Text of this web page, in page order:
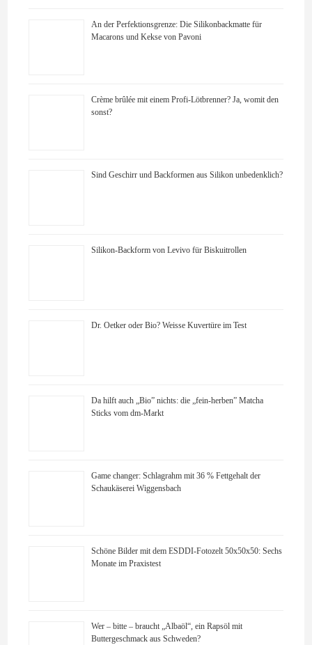
An der Perfektionsgrenze: Die Silikonbackmatte für
Macarons und Kekse von Pavoni
Crème brûlée mit einem Profi-Lötbrenner? Ja, womit den
sonst?
Sind Geschirr und Backformen aus Silikon unbedenklich?
Silikon-Backform von Levivo für Biskuitrollen
Dr. Oetker oder Bio? Weisse Kuvertüre im Test
Da hilft auch „Bio” nichts: die „fein-herben” Matcha
Sticks vom dm-Markt
Game changer: Schlagrahm mit 36 % Fettgehalt der
Schaukäserei Wiggensbach
Schöne Bilder mit dem ESDDI-Fotozelt 50x50x50: Sechs
Monate im Praxistest
Wer – bitte – braucht „Albaöl“, ein Rapsöl mit
Buttergeschmack aus Schweden?